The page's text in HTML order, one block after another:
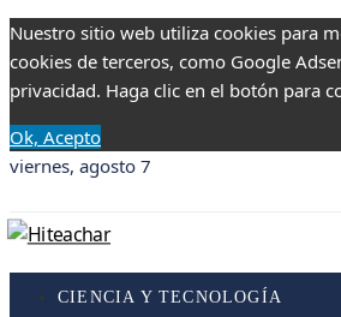
Nuestro sitio web utiliza cookies para
cookies de terceros, como Google
privacidad. Haga clic en el botón para
Ok, Acepto
viernes, agosto 7
CIENCIA Y TECNOLOGÍA